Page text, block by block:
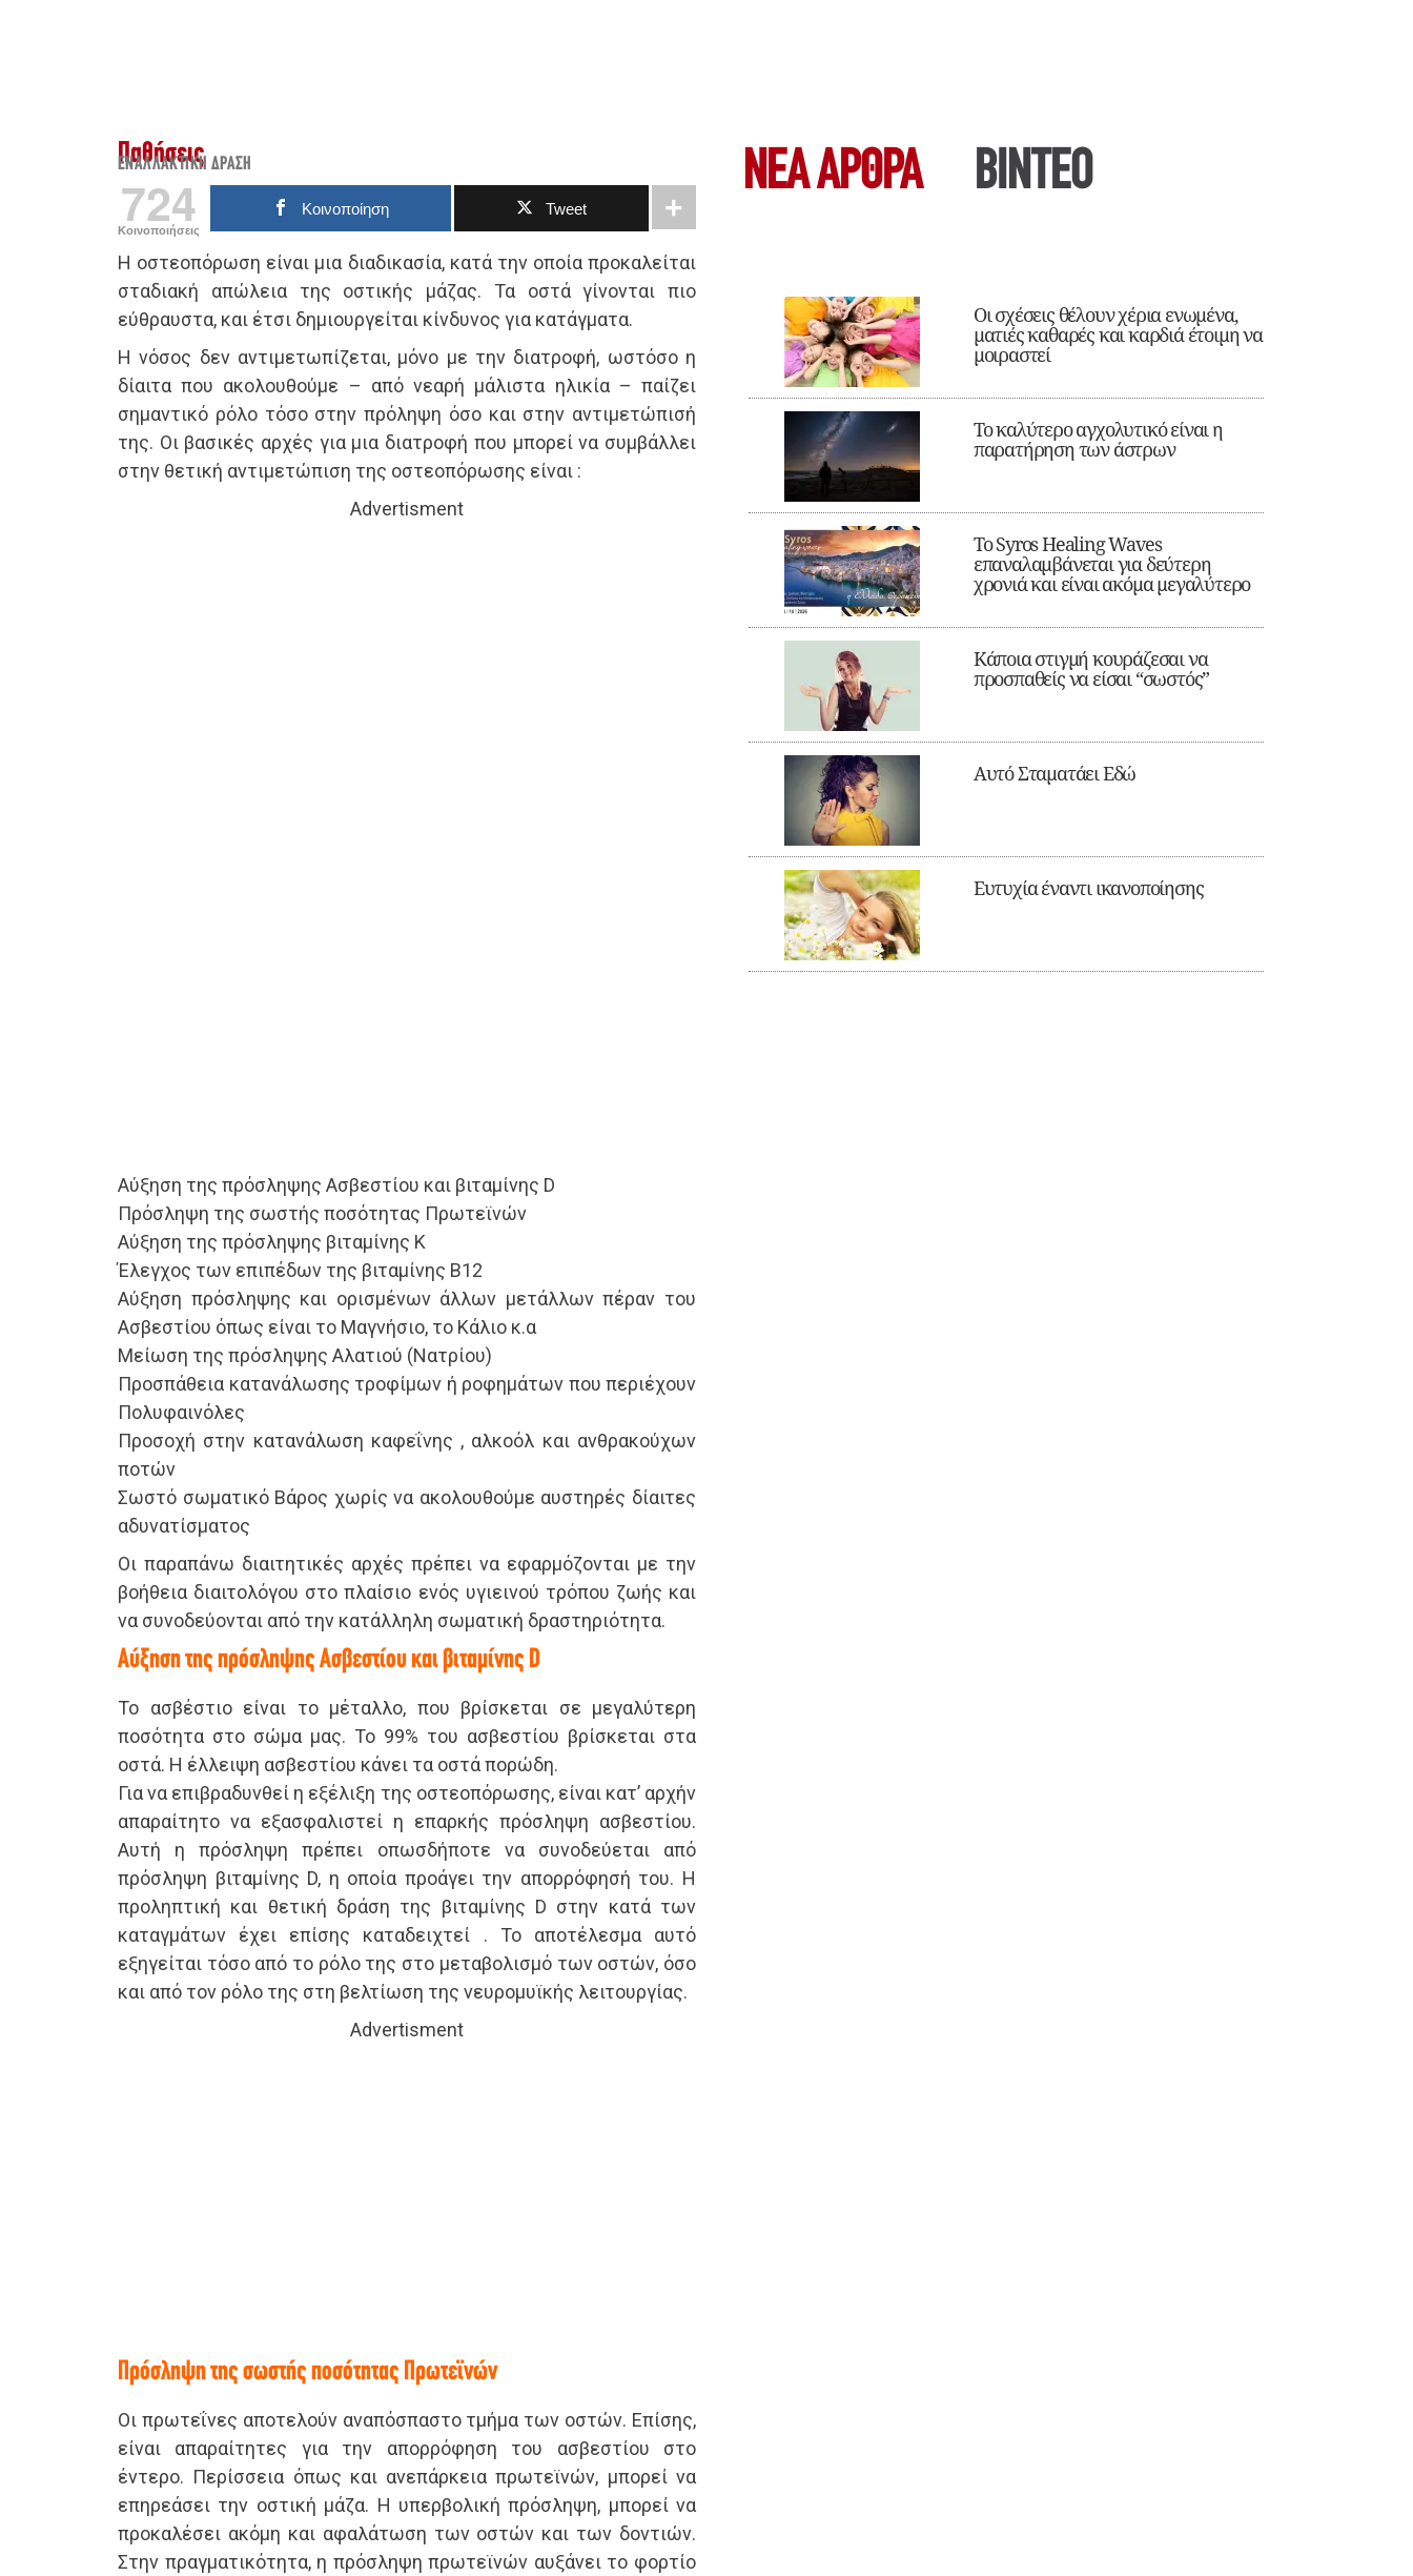
Παθήσεις
ΕΝΑΛΛΑΚΤΙΚΉ ΔΡΆΣΗ
724
Κοινοποιήσεις
Κοινοποίηση Tweet
H οστεοπόρωση είναι μια διαδικασία, κατά την οποία προκαλείται
σταδιακή απώλεια της οστικής μάζας. Τα οστά γίνονται πιο
εύθραυστα, και έτσι δημιουργείται κίνδυνος για κατάγματα.
Η νόσος δεν αντιμετωπίζεται, μόνο με την διατροφή, ωστόσο η
δίαιτα που ακολουθούμε – από νεαρή μάλιστα ηλικία – παίζει
σημαντικό ρόλο τόσο στην πρόληψη όσο και στην αντιμετώπισή
της. Οι βασικές αρχές για μια διατροφή που μπορεί να συμβάλλει
στην θετική αντιμετώπιση της οστεοπόρωσης είναι :
Advertisment
Αύξηση της πρόσληψης Ασβεστίου και βιταμίνης D
Πρόσληψη της σωστής ποσότητας Πρωτεϊνών
Αύξηση της πρόσληψης βιταμίνης Κ
Έλεγχος των επιπέδων της βιταμίνης Β12
Αύξηση πρόσληψης και ορισμένων άλλων μετάλλων πέραν του
Ασβεστίου όπως είναι το Μαγνήσιο, το Κάλιο κ.α
Μείωση της πρόσληψης Αλατιού (Νατρίου)
Προσπάθεια κατανάλωσης τροφίμων ή ροφημάτων που περιέχουν
Πολυφαινόλες
Προσοχή στην κατανάλωση καφεΐνης , αλκοόλ και ανθρακούχων
ποτών
Σωστό σωματικό Βάρος χωρίς να ακολουθούμε αυστηρές δίαιτες
αδυνατίσματος
Οι παραπάνω διαιτητικές αρχές πρέπει να εφαρμόζονται με την
βοήθεια διαιτολόγου στο πλαίσιο ενός υγιεινού τρόπου ζωής και
να συνοδεύονται από την κατάλληλη σωματική δραστηριότητα.
Αύξηση της πρόσληψης Ασβεστίου και βιταμίνης D
Το ασβέστιο είναι το μέταλλο, που βρίσκεται σε μεγαλύτερη
ποσότητα στο σώμα μας. Το 99% του ασβεστίου βρίσκεται στα
οστά. Η έλλειψη ασβεστίου κάνει τα οστά πορώδη.
Για να επιβραδυνθεί η εξέλιξη της οστεοπόρωσης, είναι κατ’ αρχήν
απαραίτητο να εξασφαλιστεί η επαρκής πρόσληψη ασβεστίου.
Αυτή η πρόσληψη πρέπει οπωσδήποτε να συνοδεύεται από
πρόσληψη βιταμίνης D, η οποία προάγει την απορρόφησή του. Η
προληπτική και θετική δράση της βιταμίνης D στην κατά των
καταγμάτων έχει επίσης καταδειχτεί . Το αποτέλεσμα αυτό
εξηγείται τόσο από το ρόλο της στο μεταβολισμό των οστών, όσο
και από τον ρόλο της στη βελτίωση της νευρομυϊκής λειτουργίας.
Advertisment
Πρόσληψη της σωστής ποσότητας Πρωτεϊνών
Οι πρωτεΐνες αποτελούν αναπόσπαστο τμήμα των οστών. Επίσης,
είναι απαραίτητες για την απορρόφηση του ασβεστίου στο
έντερο. Περίσσεια όπως και ανεπάρκεια πρωτεϊνών, μπορεί να
επηρεάσει την οστική μάζα. Η υπερβολική πρόσληψη, μπορεί να
προκαλέσει ακόμη και αφαλάτωση των οστών και των δοντιών.
Στην πραγματικότητα, η πρόσληψη πρωτεϊνών αυξάνει το φορτίο
ΝΕΑ ΆΡΘΡΑ ΒΙΝΤΕΟ
Οι σχέσεις θέλουν χέρια ενωμένα,
ματιές καθαρές και καρδιά έτοιμη να
μοιραστεί
Το καλύτερο αγχολυτικό είναι η
παρατήρηση των άστρων
Το Syros Healing Waves
επαναλαμβάνεται για δεύτερη
χρονιά και είναι ακόμα μεγαλύτερο
Κάποια στιγμή κουράζεσαι να
προσπαθείς να είσαι “σωστός”
Αυτό Σταματάει Εδώ
Ευτυχία έναντι ικανοποίησης